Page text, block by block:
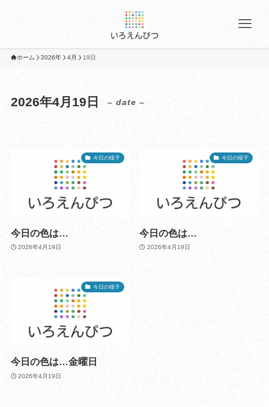
ホーム 2026年 4月 19日
2026年4月19日 – date –
今日の様子
今日の色は…
2026年4月19日
今日の様子
今日の色は…
2026年4月19日
今日の様子
今日の色は…金曜日
2026年4月19日